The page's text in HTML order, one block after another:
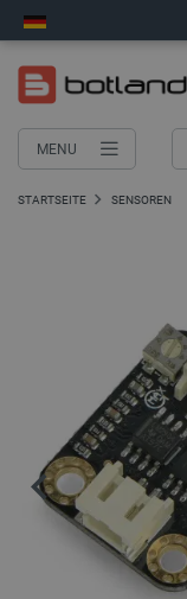
MENU
STARTSEITE SENSOREN